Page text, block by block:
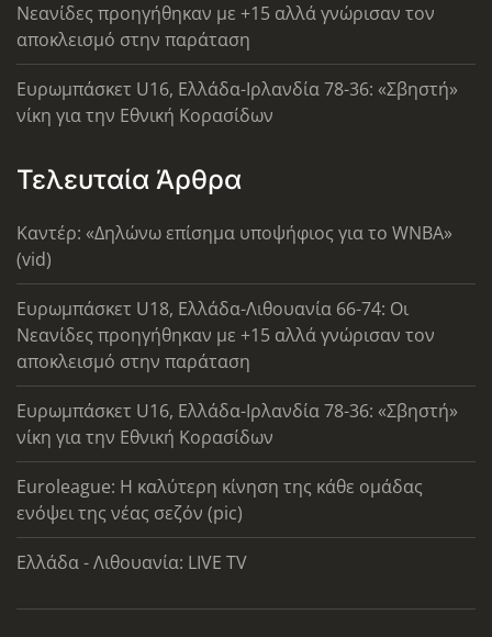
Νεανίδες προηγήθηκαν με +15 αλλά γνώρισαν τον
αποκλεισμό στην παράταση
Ευρωμπάσκετ U16, Ελλάδα-Ιρλανδία 78-36: «Σβηστή»
νίκη για την Εθνική Κορασίδων
Τελευταία Άρθρα
Καντέρ: «Δηλώνω επίσημα υποψήφιος για το WNBA»
(vid)
Ευρωμπάσκετ U18, Ελλάδα-Λιθουανία 66-74: Οι
Νεανίδες προηγήθηκαν με +15 αλλά γνώρισαν τον
αποκλεισμό στην παράταση
Ευρωμπάσκετ U16, Ελλάδα-Ιρλανδία 78-36: «Σβηστή»
νίκη για την Εθνική Κορασίδων
Euroleague: Η καλύτερη κίνηση της κάθε ομάδας
ενόψει της νέας σεζόν (pic)
Ελλάδα - Λιθουανία: LIVE TV